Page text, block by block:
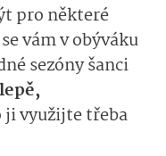
pro některé
vám v obýváku
sezónyšanci
ě,
ji využijtetřeba